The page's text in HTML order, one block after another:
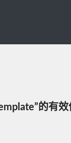
的有